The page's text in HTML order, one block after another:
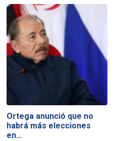
Ortega anunció que no
habrá más elecciones
en…